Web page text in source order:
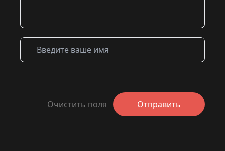
Очистить поля Отправить